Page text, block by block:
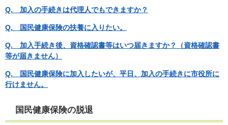
Q. 加入の手続きは代理人でもできますか？
Q. 国民健康保険の扶養に入りたい。
Q. 加入手続き後、資格確認書等はいつ届きますか？（資格確認書
等が届きません）
Q. 国民健康保険に加入したいが、平日、加入の手続きに市役所に
行けません。
国民健康保険の脱退